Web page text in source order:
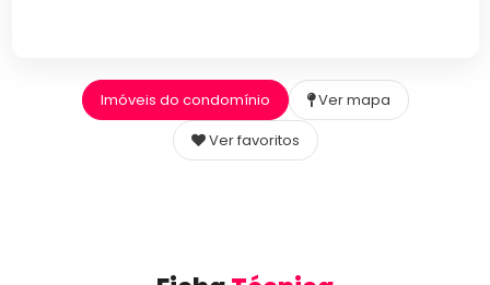
Imóveis do condomínio
Ver mapa
Ver favoritos